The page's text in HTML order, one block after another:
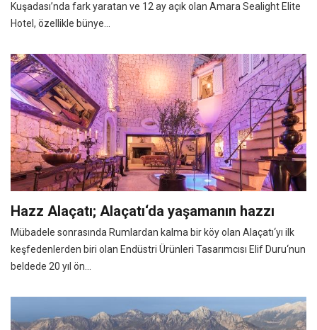
Kuşadası’nda fark yaratan ve 12 ay açık olan Amara Sealight Elite
Hotel, özellikle bünye...
Hazz Alaçatı; Alaçatı‘da yaşamanın hazzı
Mübadele sonrasında Rumlardan kalma bir köy olan Alaçatı‘yı ilk
keşfedenlerden biri olan Endüstri Ürünleri Tasarımcısı Elif Duru‘nun
beldede 20 yıl ön...